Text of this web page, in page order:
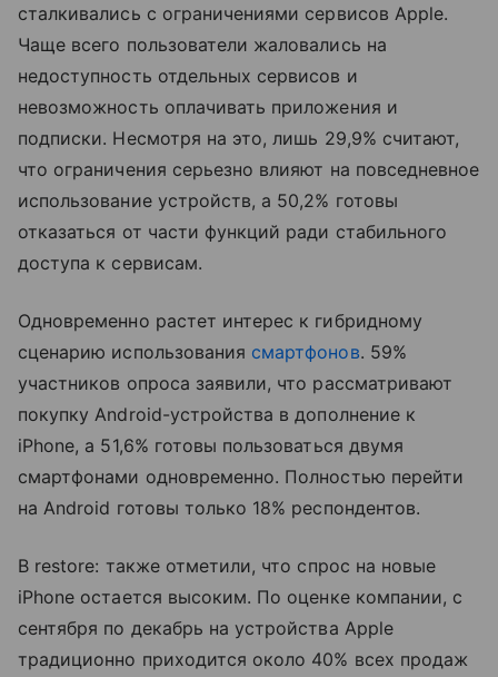
сталкивались с ограничениями сервисов Apple.
Чаще всего пользователи жаловались на
недоступность отдельных сервисов и
невозможность оплачивать приложения и
подписки. Несмотря на это, лишь 29,9% считают,
что ограничения серьезно влияют на повседневное
использование устройств, а 50,2% готовы
отказаться от части функций ради стабильного
доступа к сервисам.
Одновременно растет интерес к гибридному
сценарию использования смартфонов. 59%
участников опроса заявили, что рассматривают
покупку Android-устройства в дополнение к
iPhone, а 51,6% готовы пользоваться двумя
смартфонами одновременно. Полностью перейти
на Android готовы только 18% респондентов.
В restore: также отметили, что спрос на новые
iPhone остается высоким. По оценке компании, с
сентября по декабрь на устройства Apple
традиционно приходится около 40% всех продаж